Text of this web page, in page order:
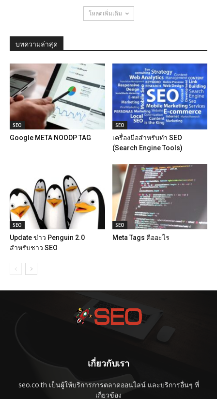
โหลดเพิ่มเติม
บทความล่าสุด
SEO
Google META NOODP TAG
SEO
เครื่องมือสำหรับทำ SEO
(Search Engine Tools)
SEO
Update ข่าว Penguin 2.0
สำหรับชาว SEO
SEO
Meta Tags คืออะไร
เกี่ยวกับเรา
seo.co.th เป็นผู้ให้บริการการตลาดออนไลน์ และบริการอื่นๆ ที่
เกี่ยวข้อง